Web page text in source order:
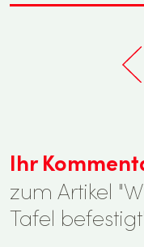
Ihr
zum Artikel
Tafel